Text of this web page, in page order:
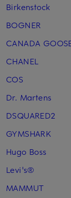
Birkenstock
BOGNER
CANADA
CHANEL
COS
Dr. Martens
DSQUARED2
GYMSHARK
Hugo Boss
Levi's®
MAMMUT